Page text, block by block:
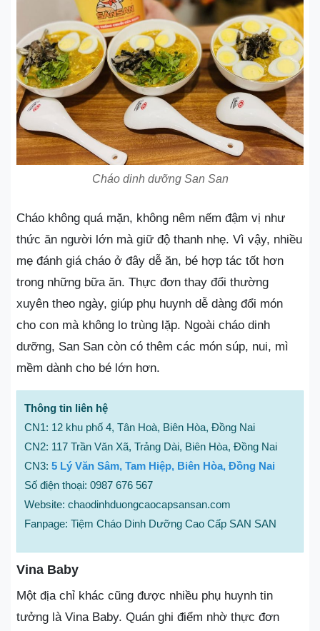
Cháo dinh dưỡng San San
Cháo không quá mặn, không nêm nếm đậm vị như
thức ăn người lớn mà giữ độ thanh nhẹ. Vì vậy, nhiều
mẹ đánh giá cháo ở đây dễ ăn, bé hợp tác tốt hơn
trong những bữa ăn. Thực đơn thay đổi thường
xuyên theo ngày, giúp phụ huynh dễ dàng đổi món
cho con mà không lo trùng lặp. Ngoài cháo dinh
dưỡng, San San còn có thêm các món súp, nui, mì
mềm dành cho bé lớn hơn.
Thông tin liên hệ
CN1: 12 khu phố 4, Tân Hoà, Biên Hòa, Đồng Nai
CN2: 117 Trần Văn Xã, Trảng Dài, Biên Hòa, Đồng Nai
CN3: 5 Lý Văn Sâm, Tam Hiệp, Biên Hòa, Đồng Nai
Số điện thoại: 0987 676 567
Website: chaodinhduongcaocapsansan.com
Fanpage: Tiệm Cháo Dinh Dưỡng Cao Cấp SAN SAN
Vina Baby
Một địa chỉ khác cũng được nhiều phụ huynh tin
tưởng là Vina Baby. Quán ghi điểm nhờ thực đơn